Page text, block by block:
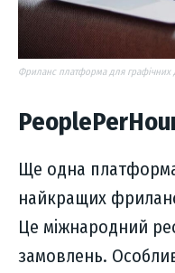
Фриланс платформа для графічних
Ще одна
найкращих
Це міжнародний
замовлень.